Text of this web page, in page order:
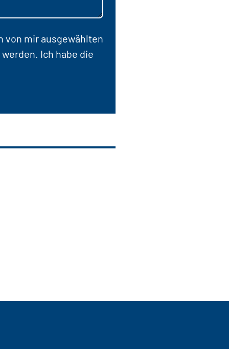
von mir ausgewählten
Ich habe die